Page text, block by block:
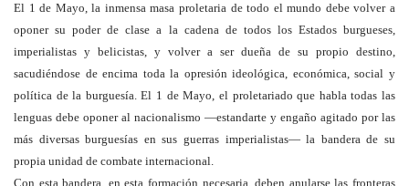
El 1 de Mayo, la inmensa masa proletaria de todo el mundo debe volver a
oponer su poder de clase a la cadena de todos los Estados burgueses,
imperialistas y belicistas, y volver a ser dueña de su propio destino,
sacudiéndose de encima toda la opresión ideológica, económica, social y
política de la burguesía. El 1 de Mayo, el proletariado que habla todas las
lenguas debe oponer al nacionalismo —estandarte y engaño agitado por las
más diversas burguesías en sus guerras imperialistas— la bandera de su
propia unidad de combate internacional.
Con esta bandera, en esta formación necesaria, deben anularse las fronteras